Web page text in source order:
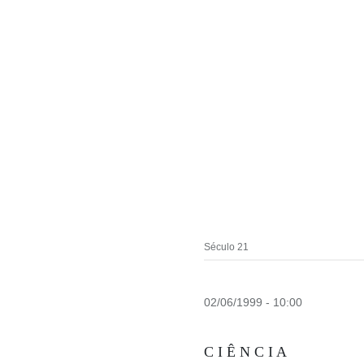
Século 21
02/06/1999 - 10:00
C I Ê N C I A